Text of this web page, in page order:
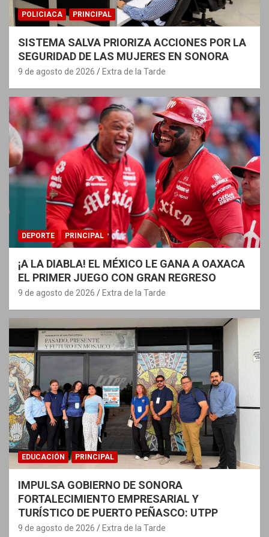
POLICIACA PRINCIPAL
SISTEMA SALVA PRIORIZA ACCIONES POR LA
SEGURIDAD DE LAS MUJERES EN SONORA
9 de agosto de 2026 Extra de la Tarde
DEPORTE PRINCIPAL
¡A LA DIABLA! EL MÉXICO LE GANA A OAXACA
EL PRIMER JUEGO CON GRAN REGRESO
9 de agosto de 2026 Extra de la Tarde
EDUCACIÓN PRINCIPAL
IMPULSA GOBIERNO DE SONORA
FORTALECIMIENTO EMPRESARIAL Y
TURÍSTICO DE PUERTO PEÑASCO: UTPP
9 de agosto de 2026 Extra de la Tarde